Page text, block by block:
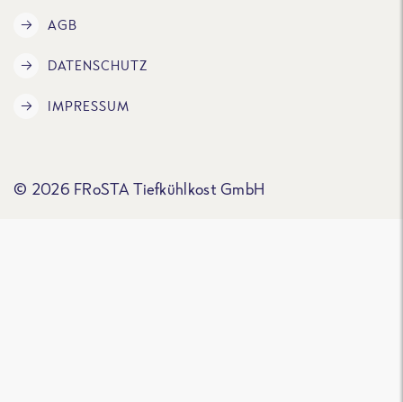
AGB
DATENSCHUTZ
IMPRESSUM
© 2026 FRoSTA Tiefkühlkost GmbH